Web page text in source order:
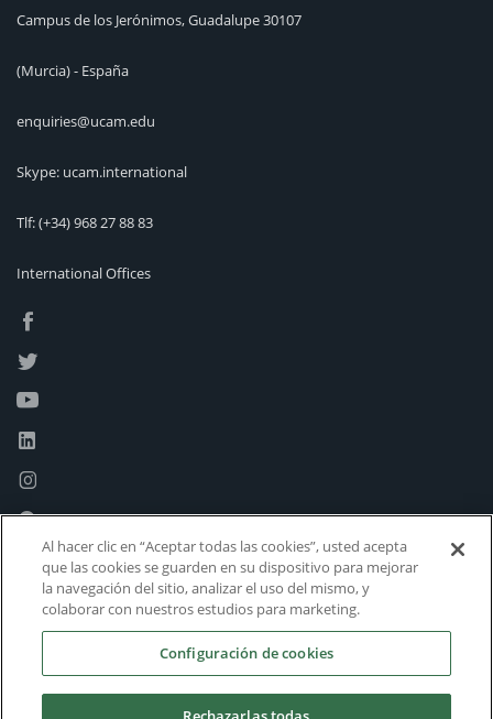
Campus de los Jerónimos, Guadalupe 30107
(Murcia) - España
enquiries@ucam.edu
Skype: ucam.international
Tlf:(+34) 968 27 88 83
International Offices
Al hacer clic en “Aceptar todas las cookies”, usted acepta
que las cookies se guarden en su dispositivo para mejorar
la navegación del sitio, analizar el uso del mismo, y
colaborar con nuestros estudios para marketing.
Configuración de cookies